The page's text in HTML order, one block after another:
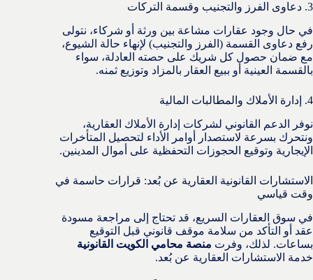
3. دعاوى الفرز والتجنيب وقسمة التركات
في حال وجود عقارات مشاعة بين ورثة أو شركاء، نتولى
رفع دعاوى القسمة (الفرز والتجنيب) لإنهاء حالة الشيوع،
مع ضمان حصول كل شريك على حصته العادلة، سواء
بالقسمة العينية أو ببيع العقار بالمزاد وتوزيع ثمنه.
4. إدارة الأملاك والمطالبات المالية
نوفر الدعم القانوني لشركات إدارة الأملاك العقارية،
ونتحرك بسرعة لاستصدار أوامر الأداء لتحصيل المتأخرات
الإيجارية وتوقيع الحجوزات التحفظية على أموال المدينين.
الاستشارات القانونية العقارية عن بُعد: قرارات حاسمة في
وقت قياسي
في سوق العقارات السريع، قد تحتاج إلى مراجعة مسودة
عقد أو التأكد من سلامة موقف قانوني قبل التوقيع
بساعات. لذلك، وفرت منصة محامي الكويت القانونية
خدمة الاستشارات العقارية عن بُعد.